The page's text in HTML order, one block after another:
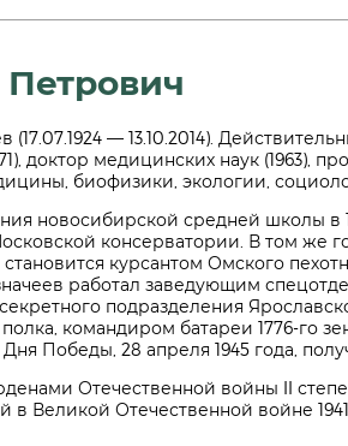
(17.07.1924 — 13.10.2014).
доктор медицинских наук (1963),
биофизики, экологии,
новосибирской средней школы в
консерватории. В том же
становится курсантом Омского
работал заведующим
подразделения
командиром батареи 1776-го
Победы, 28 апреля 1945 года,
Отечественной войны II
в Великой Отечественной войне